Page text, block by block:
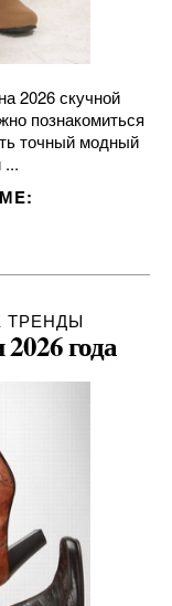
2026 скучной
познакомиться
точный модный
...
года